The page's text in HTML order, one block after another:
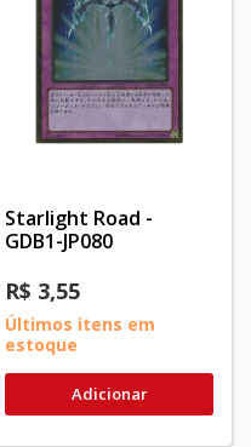
Starlight Road -
GDB1-JP080
R$ 3,55
Últimos itens em
estoque
Adicionar